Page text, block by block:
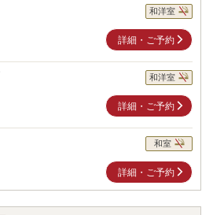
和洋室
詳細・ご予約
和洋室
詳細・ご予約
和室
詳細・ご予約